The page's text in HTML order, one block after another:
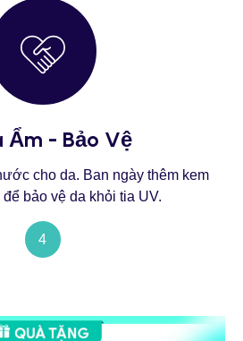
Ẩm - Bảo Vệ
cho da. Ban ngày thêm kem
bảo vệ da khỏi tia UV.
4